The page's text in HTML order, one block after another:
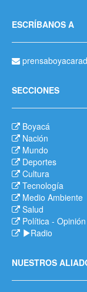
ESCRÍBANOS A
SECCIONES
Boyacá
Nación
Mundo
Deportes
Cultura
Tecnología
Medio Ambiente
Salud
Política - Opinión
Radio
NUESTROS